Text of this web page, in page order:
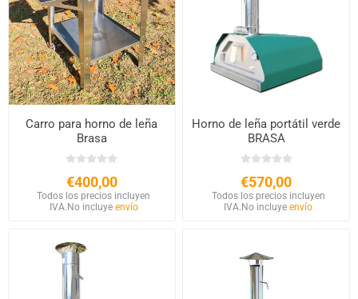
Carro para horno de leña
Brasa
€400,00
Todos los precios incluyen
IVA. No incluye envío
Horno de leña portátil verde
BRASA
€570,00
Todos los precios incluyen
IVA. No incluyeenvío